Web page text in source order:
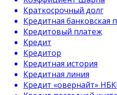
Краткосрочный долг
Кредитная банковская
Кредитовый платеж
Кредит
Кредитор
Кредитная история
Кредитная линия
Кредит «овернайт»